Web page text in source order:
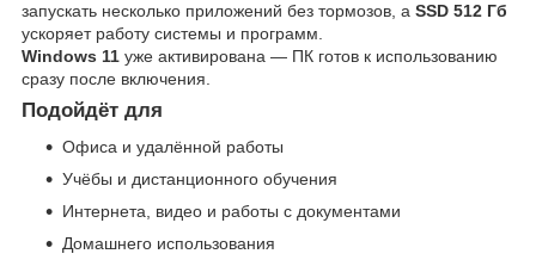
запускать несколько приложений без тормозов, а SSD 512 Гб
ускоряет работу системы и программ.
Windows 11 уже активирована — ПК готов к использованию
сразу после включения.
Подойдёт для
Офиса и удалённой работы
Учёбы и дистанционного обучения
Интернета, видео и работы с документами
Домашнего использования